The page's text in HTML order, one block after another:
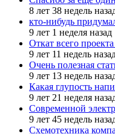
8 лет 38 недель
кто-нибудь
9 лет 1 неделя назад
Откат всего
9 лет 11 недель
Очень полезная
9 лет 13 недель
Какая глупость
9 лет 21 неделя
Современной
9 лет 45 недель
Схемотехника